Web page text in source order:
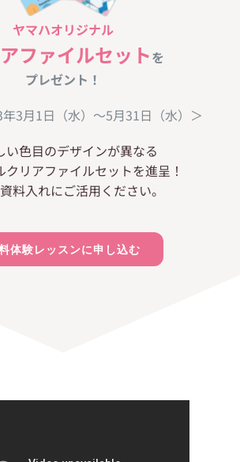
ヤマハオリジナル
ファイルセットを
プレゼント！
3月1日（水）〜5月31日（水）＞
い色目のデザインが異なる
クリアファイルセットを進呈！
料入れにご活用ください。
体験レッスンに申し込む